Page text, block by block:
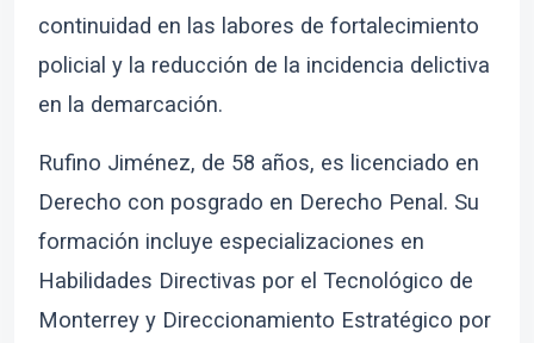
continuidad en las labores de fortalecimiento
policial y la reducción de la incidencia delictiva
en la demarcación.
Rufino Jiménez, de 58 años, es licenciado en
Derecho con posgrado en Derecho Penal. Su
formación incluye especializaciones en
Habilidades Directivas por el Tecnológico de
Monterrey y Direccionamiento Estratégico por